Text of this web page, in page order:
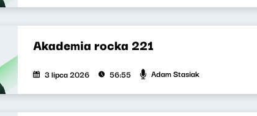
Akademia rocka 221
3 lipca 2026 56:55 Adam Stasiak